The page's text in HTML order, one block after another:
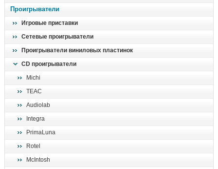
ресиверы, усилители
проигрыватели
Проигрыватели
Игровые приставки
Сетевые проигрыватели
Проигрыватели виниловых пластинок
CD проигрыватели
Michi
TEAC
Audiolab
Integra
PrimaLuna
Rotel
McIntosh